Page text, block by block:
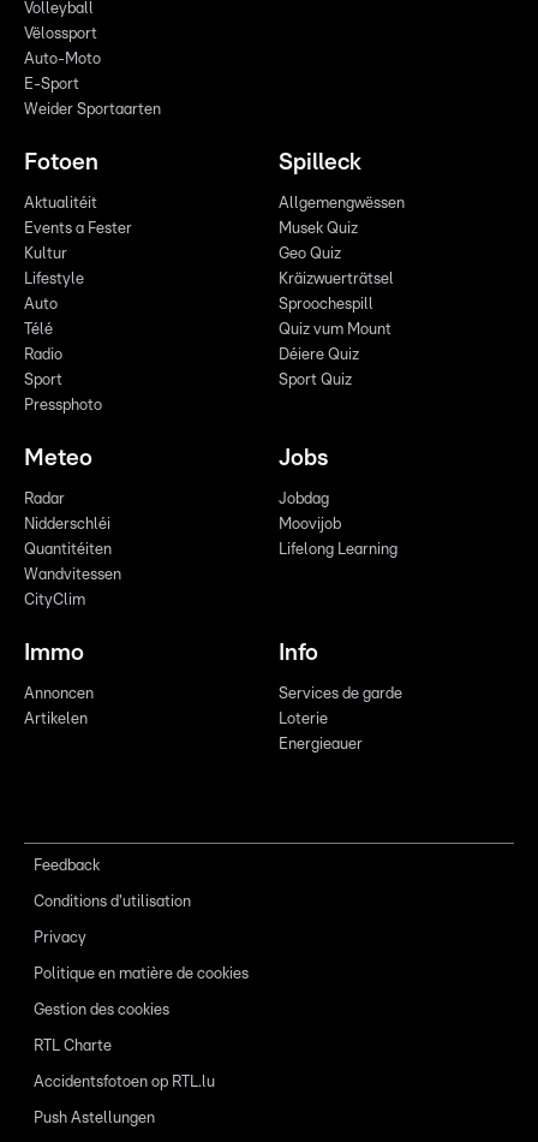
Volleyball
Vëlossport
Auto-Moto
E-Sport
Weider Sportaarten
Fotoen
Aktualitéit
Events a Fester
Kultur
Lifestyle
Auto
Télé
Radio
Sport
Pressphoto
Spilleck
Allgemengwëssen
Musek Quiz
Geo Quiz
Kräizwuerträtsel
Sproochespill
Quiz vum Mount
Déiere Quiz
Sport Quiz
Meteo
Radar
Nidderschléi
Quantitéiten
Wandvitessen
CityClim
Jobs
Jobdag
Moovijob
Lifelong Learning
Immo
Annoncen
Artikelen
Info
Services de garde
Loterie
Energieauer
Feedback
Conditions d'utilisation
Privacy
Politique en matière de cookies
Gestion des cookies
RTL Charte
Accidentsfotoen op RTL.lu
Push Astellungen